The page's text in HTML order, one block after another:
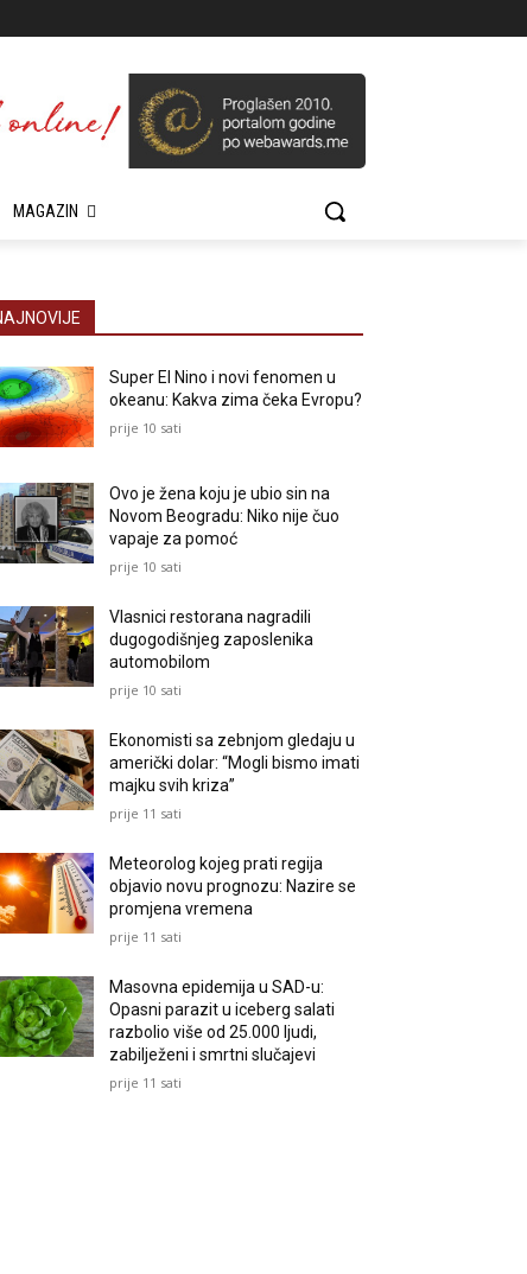
MAGAZIN
Super El Nino i novi fenomen u
okeanu: Kakva zima čeka Evropu?
prije 10 sati
Ovo je žena koju je ubio sin na
Novom Beogradu: Niko nije čuo
vapaje za pomoć
prije 10 sati
Vlasnici restorana nagradili
dugogodišnjeg zaposlenika
automobilom
prije 10 sati
Ekonomisti sa zebnjom gledaju u
američki dolar: “Mogli bismo imati
majku svih kriza”
prije 11 sati
Meteorolog kojeg prati regija
objavio novu prognozu: Nazire se
promjena vremena
prije 11 sati
Masovna epidemija u SAD-u:
Opasni parazit u iceberg salati
razbolio više od 25.000 ljudi,
zabilježeni i smrtni slučajevi
prije 11 sati